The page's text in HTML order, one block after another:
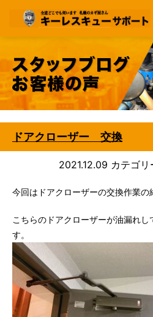
ドアクローザー 交換
2021.12.09 カテゴリ
今回はドアクローザーの交換作業の
こちらのドアクローザーが油漏れし
す。